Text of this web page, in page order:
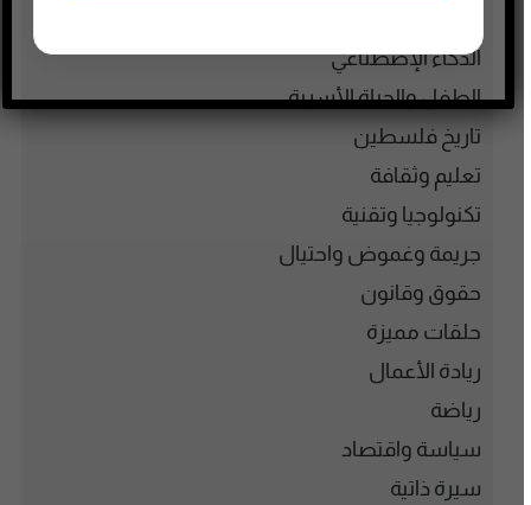
الذكاء الإصطناعي
الطفل والحياة الأسرية
تاريخ فلسطين
تعليم وثقافة
تكنولوجيا وتقنية
جريمة وغموض واحتيال
حقوق وقانون
حلقات مميزة
ريادة الأعمال
رياضة
سياسة واقتصاد
سيرة ذاتية